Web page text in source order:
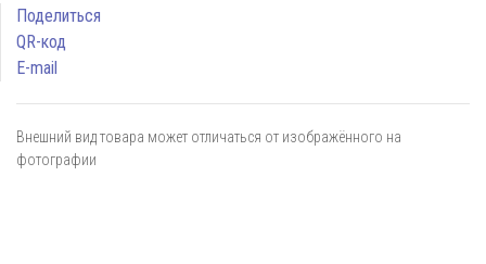
Поделиться
QR-код
E-mail
Внешний вид товара может отличаться от изображённого на
фотографии